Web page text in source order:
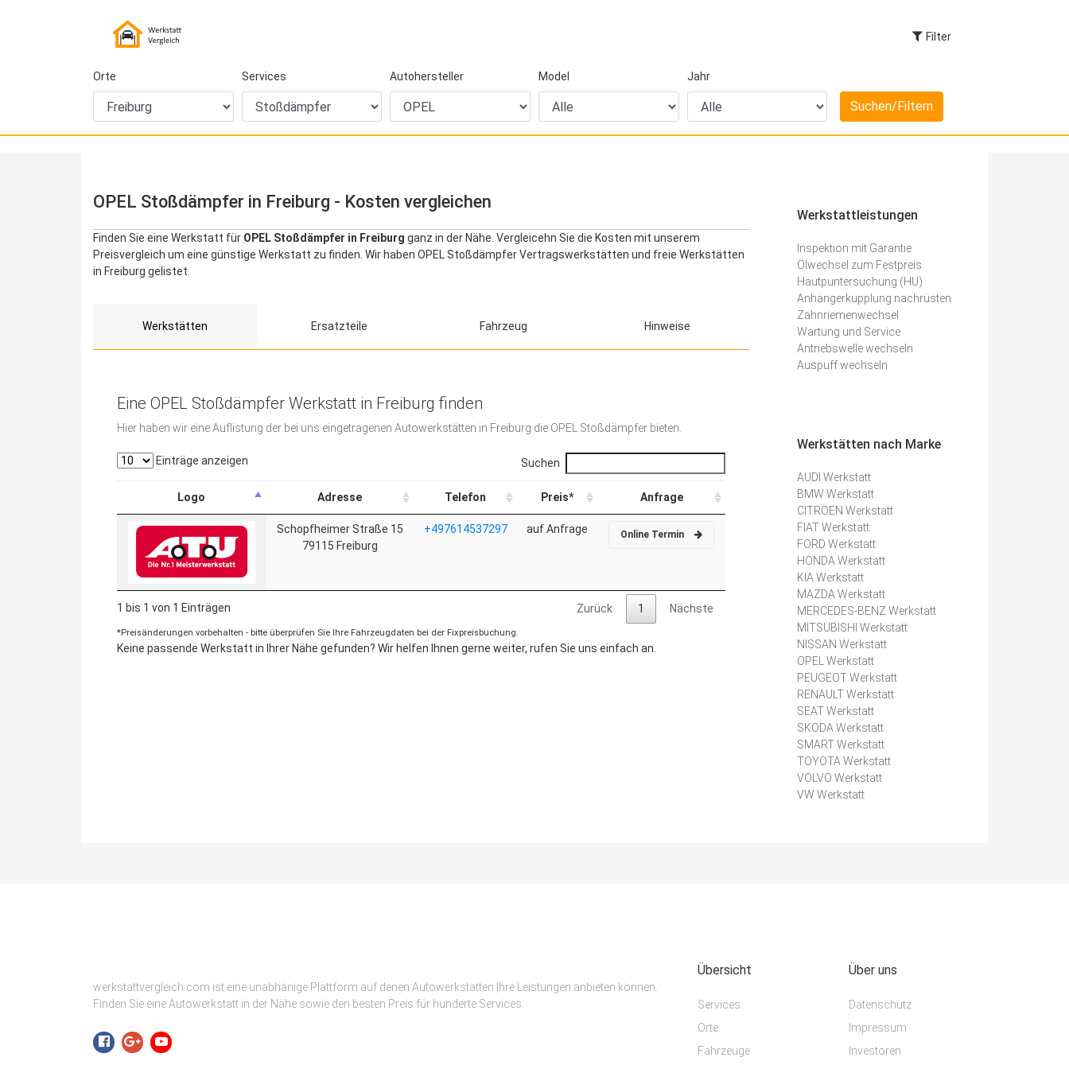
Filter
Orte Services Autohersteller Model Jahr
OPEL Stoßdämpfer in Freiburg - Kosten vergleichen
Finden Sie eine Werkstatt für OPEL Stoßdämpfer in Freiburg ganz in der Nähe. Vergleicehn Sie die Kosten mit unserem
Preisvergleich um eine günstige Werkstatt zu finden. Wir haben OPEL Stoßdämpfer Vertragswerkstätten und freie Werkstätten
in Freiburg gelistet.
Werkstätten Ersatzteile Fahrzeug Hinweise
Eine OPEL Stoßdämpfer Werkstatt in Freiburg finden
Hier haben wir eine Auflistung der bei uns eingetragenen Autowerkstätten in Freiburg die OPEL Stoßdämpfer bieten.
Einträge anzeigen Suchen
Logo Adresse Telefon Preis* Anfrage
Schopfheimer Straße 15
79115 Freiburg
+497614537297 auf Anfrage Online Termin
1 bis 1 von 1 Einträgen Zurück 1 Nächste
*Preisänderungen vorbehalten - bitte überprüfen Sie Ihre Fahrzeugdaten bei der Fixpreisbuchung.
Keine passende Werkstatt in Ihrer Nähe gefunden? Wir helfen Ihnen gerne weiter, rufen Sie uns einfach an.
Werkstattleistungen
Inspektion mit Garantie
Ölwechsel zum Festpreis
Hautpuntersuchung (HU)
Anhängerkupplung nachrüsten
Zahnriemenwechsel
Wartung und Service
Antriebswelle wechseln
Auspuff wechseln
Werkstätten nach Marke
AUDI Werkstatt
BMW Werkstatt
CITROEN Werkstatt
FIAT Werkstatt
FORD Werkstatt
HONDA Werkstatt
KIA Werkstatt
MAZDA Werkstatt
MERCEDES-BENZ Werkstatt
MITSUBISHI Werkstatt
NISSAN Werkstatt
OPEL Werkstatt
PEUGEOT Werkstatt
RENAULT Werkstatt
SEAT Werkstatt
SKODA Werkstatt
SMART Werkstatt
TOYOTA Werkstatt
VOLVO Werkstatt
VW Werkstatt
werkstattvergleich.com ist eine unabhänige Plattform auf denen Autowerkstätten Ihre Leistungen anbieten können.
Finden Sie eine Autowerkstatt in der Nähe sowie den besten Preis für hunderte Services.
Übersicht
Services
Orte
Fahrzeuge
Über uns
Datenschutz
Impressum
Investoren